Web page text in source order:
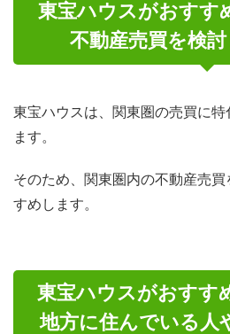
東宝ハウスがおすす
不動産売買を検
東宝ハウスは、関東圏の売買に
ます。
そのため、関東圏内の不動産売
すめします。
東宝ハウスがおすす
地方に住んでいる人